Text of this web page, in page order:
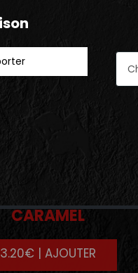
CARAMEL
3.20€ | AJOUTER